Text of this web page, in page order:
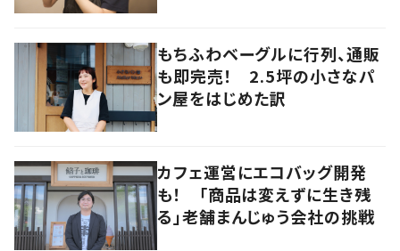
もちふわベーグルに行列、通販
も即完売！ 2.5坪の小さなパ
ン屋をはじめた訳
カフェ運営にエコバッグ開発
も！ 「商品は変えずに生き残
る」老舗まんじゅう会社の挑戦